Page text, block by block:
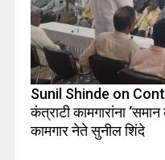
Sunil Shinde on
कंत्राटी कामगारांना
कामगार नेते सुनील शिंदे